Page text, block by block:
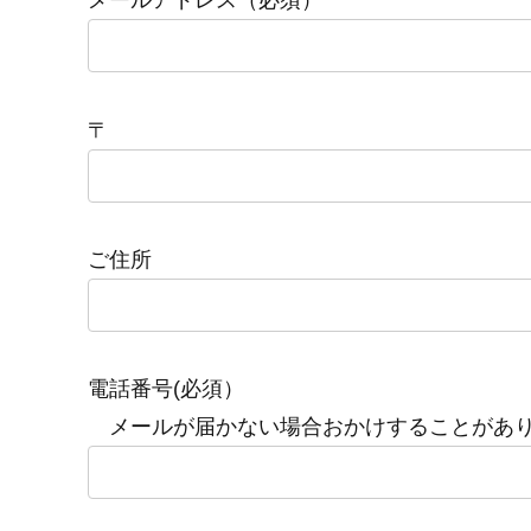
〒
ご住所
電話番号(必須）
メールが届かない場合おかけすることがあ